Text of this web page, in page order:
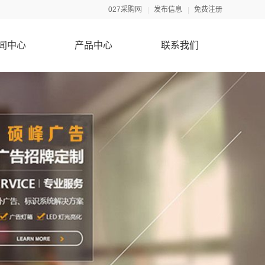
027采购网 发布信息 免费注册
中心 产品中心 联系我们